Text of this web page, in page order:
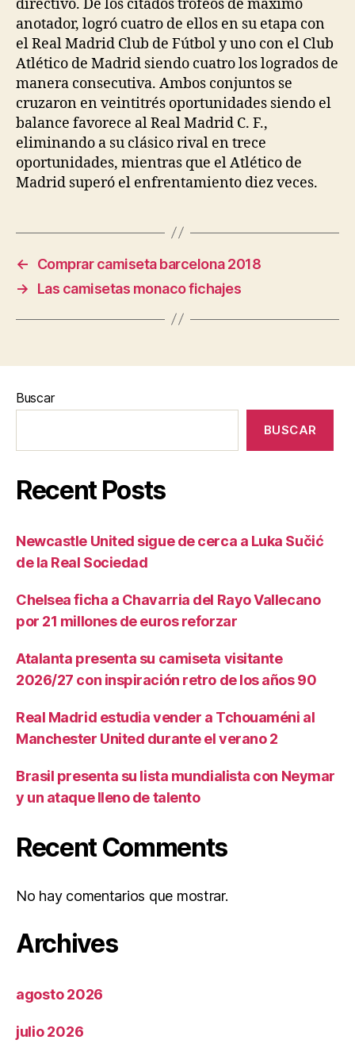
directivo. De los citados trofeos de máximo
anotador, logró cuatro de ellos en su etapa con
el Real Madrid Club de Fútbol y uno con el Club
Atlético de Madrid siendo cuatro los logrados de
manera consecutiva. Ambos conjuntos se
cruzaron en veintitrés oportunidades siendo el
balance favorece al Real Madrid C. F.,
eliminando a su clásico rival en trece
oportunidades, mientras que el Atlético de
Madrid superó el enfrentamiento diez veces.
←
Comprar camiseta barcelona 2018
→
Las camisetas monaco fichajes
Buscar
BUSCAR
Recent Posts
Newcastle United sigue de cerca a Luka Sučić
de la Real Sociedad
Chelsea ficha a Chavarria del Rayo Vallecano
por 21 millones de euros reforzar
Atalanta presenta su camiseta visitante
2026/27 con inspiración retro de los años 90
Real Madrid estudia vender a Tchouaméni al
Manchester United durante el verano 2
Brasil presenta su lista mundialista con Neymar
y un ataque lleno de talento
Recent Comments
No hay comentarios que mostrar.
Archives
agosto 2026
julio 2026